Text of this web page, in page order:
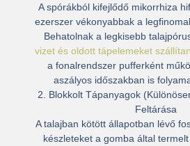
A spórákból kifejlődő mikorrhiza
ezerszer vékonyabbak a
Behatolnak a legkisebb
vizet és oldott tápelemeket
a fonalrendszer pufferként
aszályos időszakban is
2. Blokkolt Tápanyagok
Feltárása
A talajban kötött állapotban lévő
készleteket a gomba által